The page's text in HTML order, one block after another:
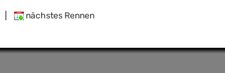
nächstes Rennen